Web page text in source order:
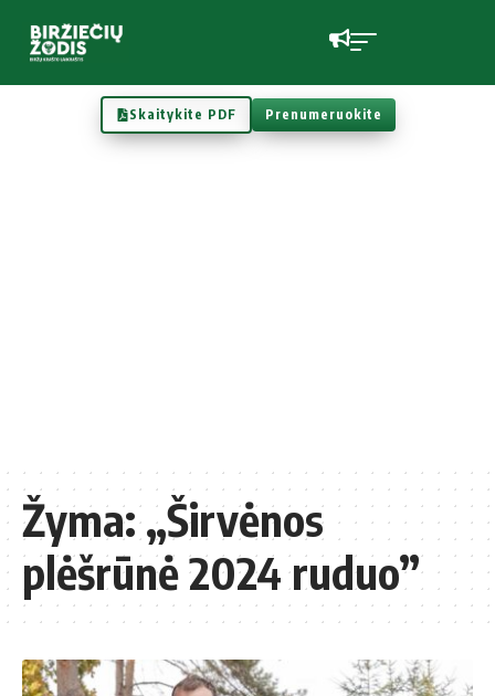
Skaitykite PDF Prenumeruokite
Žyma:„Širvėnos
plėšrūnė 2024 ruduo”